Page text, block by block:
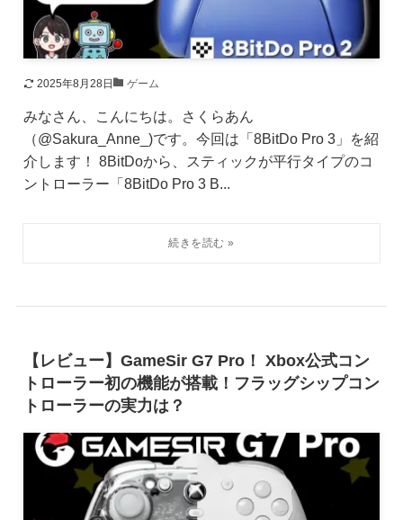
2025年8月28日 ゲーム
みなさん、こんにちは。さくらあん
（@Sakura_Anne_)です。今回は「8BitDo Pro 3」を紹
介します！ 8BitDoから、スティックが平行タイプのコ
ントローラー「8BitDo Pro 3 B...
【レビュー】GameSir G7 Pro！ Xbox公式コン
トローラー初の機能が搭載！フラッグシップコン
トローラーの実力は？